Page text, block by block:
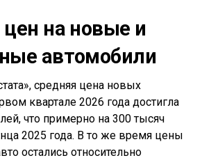
на новые и
автомобили
средняя цена новых
квартале 2026 года достигла
что примерно на 300 тысяч
2025 года. В то же время цены
остались относительно